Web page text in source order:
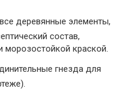
деревянные элементы,
состав,
морозостойкой краской.
гнезда для